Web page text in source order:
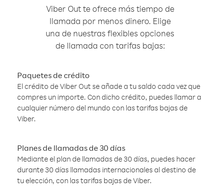
Viber Out te ofrece más tiempo de
llamada por menos dinero. Elige
una de nuestras flexibles opciones
de llamada con tarifas bajas:
Paquetes de crédito
El crédito de Viber Out se añade a tu saldo cada vez que
compres un importe. Con dicho crédito, puedes llamar a
cualquier número del mundo con las tarifas bajas de
Viber.
Planes de llamadas de 30 días
Mediante el plan de llamadas de 30 días, puedes hacer
durante 30 días llamadas internacionales al destino de
tu elección, con las tarifas bajas de Viber.